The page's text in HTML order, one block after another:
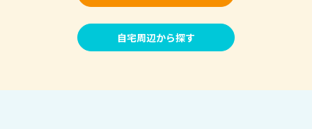
自宅周辺から探す